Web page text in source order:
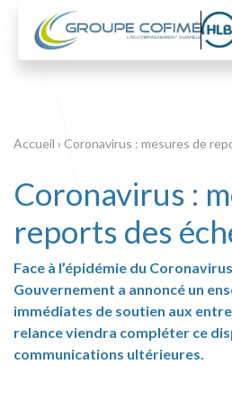
Accueil › Coronavirus : mesures de
Coronavirus :
reports des
Face à l’épidémie du
Gouvernement a annoncé un
immédiates de soutien aux
relance viendra compléter ce
communications ultérieures.